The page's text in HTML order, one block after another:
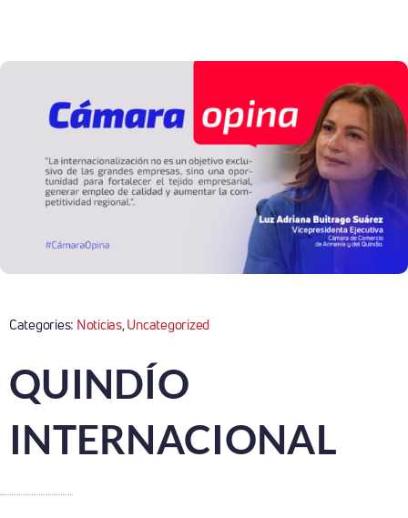
Categories: Noticias,Uncategorized
QUINDÍO
INTERNACIONAL